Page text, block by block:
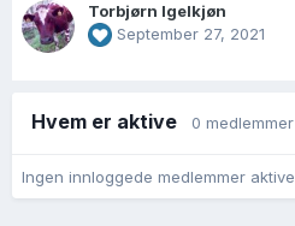
Torbjørn Igelkjøn
September 27, 2021
Hvem er aktive 0 medlemmer
Ingen innloggede medlemmer aktive